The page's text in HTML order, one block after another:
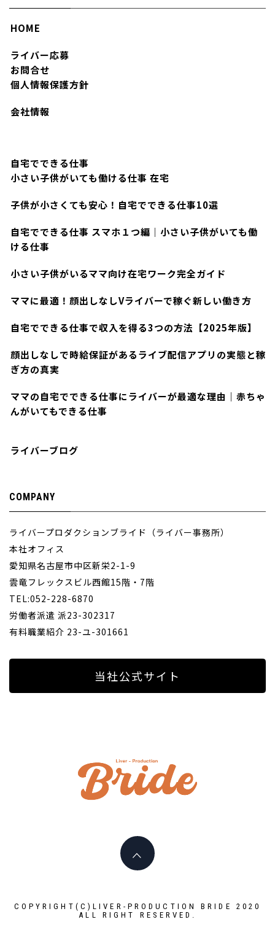
HOME
ライバー応募
お問合せ
個人情報保護方針
会社情報
自宅でできる仕事
小さい子供がいても働ける仕事 在宅
子供が小さくても安心！自宅でできる仕事10選
自宅でできる仕事 スマホ１つ編｜小さい子供がいても働
ける仕事
小さい子供がいるママ向け在宅ワーク完全ガイド
ママに最適！顔出しなしVライバーで稼ぐ新しい働き方
自宅でできる仕事で収入を得る3つの方法【2025年版】
顔出しなしで時給保証があるライブ配信アプリの実態と稼
ぎ方の真実
ママの自宅でできる仕事にライバーが最適な理由｜赤ちゃ
んがいてもできる仕事
ライバーブログ
COMPANY
ライバープロダクションブライド（ライバー事務所）
本社オフィス
愛知県名古屋市中区新栄2-1-9
雲竜フレックスビル西館15階・7階
TEL:052-228-6870
労働者派遣 派23-302317
有料職業紹介 23-ユ-301661
当社公式サイト
COPYRIGHT(C)LIVER-PRODUCTION BRIDE 2020
ALL RIGHT RESERVED.